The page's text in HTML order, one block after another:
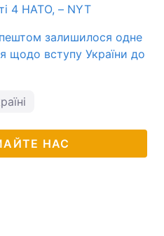
4 НАТО, – NYT
залишилося одне
щодо вступу України до
НАС